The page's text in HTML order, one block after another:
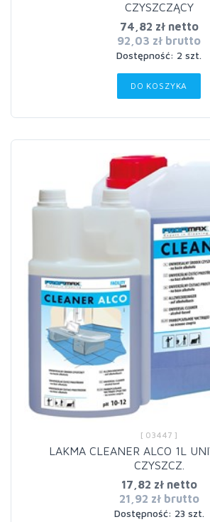
CZYSZCZĄCY
74,82 zł netto
92,03 zł brutto
Dostępność: 2 szt.
DO KOSZYKA
[ 03447 ]
LAKMA CLEANER ALCO 1L
CZYSZCZ.
17,82 zł netto
21,92 zł brutto
Dostępność: 23 szt.